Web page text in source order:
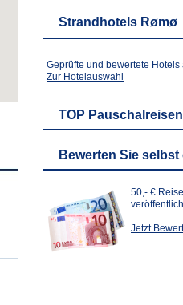
Strandhotels Rømø
Geprüfte und bewertete
Zur Hotelauswahl
TOP
Bewerten Sie
50,- €
Jetzt